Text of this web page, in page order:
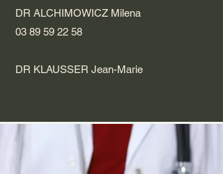
DR ALCHIMOWICZ Milena
03 89 59 22 58
DR KLAUSSER Jean-Marie